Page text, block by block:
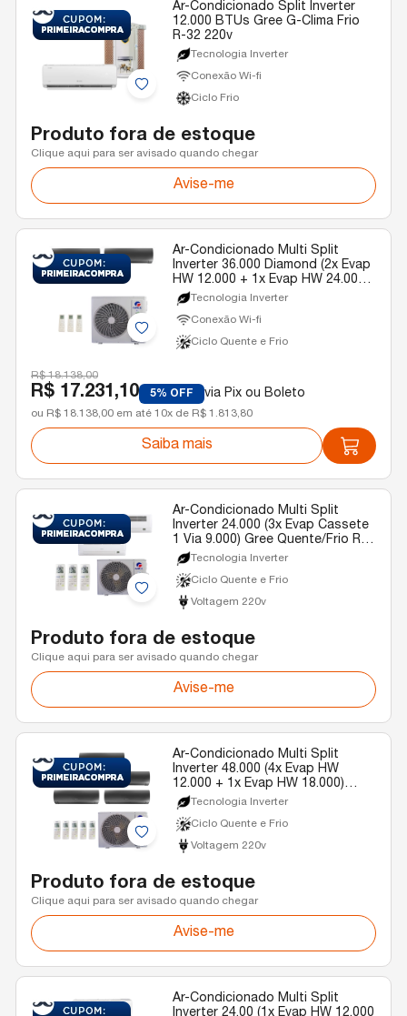
Ar-Condicionado Split Inverter
12.000 BTUs Gree G-Clima Frio
R-32 220v
Tecnologia Inverter
Conexão Wi-fi
Ciclo Frio
Produto fora de estoque
Clique aqui para ser avisado quando chegar
Avise-me
Ar-Condicionado Multi Split
Inverter 36.000 Diamond (2x Evap
HW 12.000 + 1x Evap HW 24.000)
Gree Quente/Frio R-32 220v
Tecnologia Inverter
Conexão Wi-fi
Ciclo Quente e Frio
R$ 18.138,00
R$ 17.231,10 5% OFF via Pix ou Boleto
ou R$ 18.138,00 em até 10x de R$ 1.813,80
Saiba mais
Ar-Condicionado Multi Split
Inverter 24.000 (3x Evap Cassete
1 Via 9.000) Gree Quente/Frio R-
32 220v
Tecnologia Inverter
Ciclo Quente e Frio
Voltagem 220v
Produto fora de estoque
Clique aqui para ser avisado quando chegar
Avise-me
Ar-Condicionado Multi Split
Inverter 48.000 (4x Evap HW
12.000 + 1x Evap HW 18.000)
Gree Diamond Quente/Frio R-32
220v
Tecnologia Inverter
Ciclo Quente e Frio
Voltagem 220v
Produto fora de estoque
Clique aqui para ser avisado quando chegar
Avise-me
Ar-Condicionado Multi Split
Inverter 24.00 (1x Evap HW 12.000